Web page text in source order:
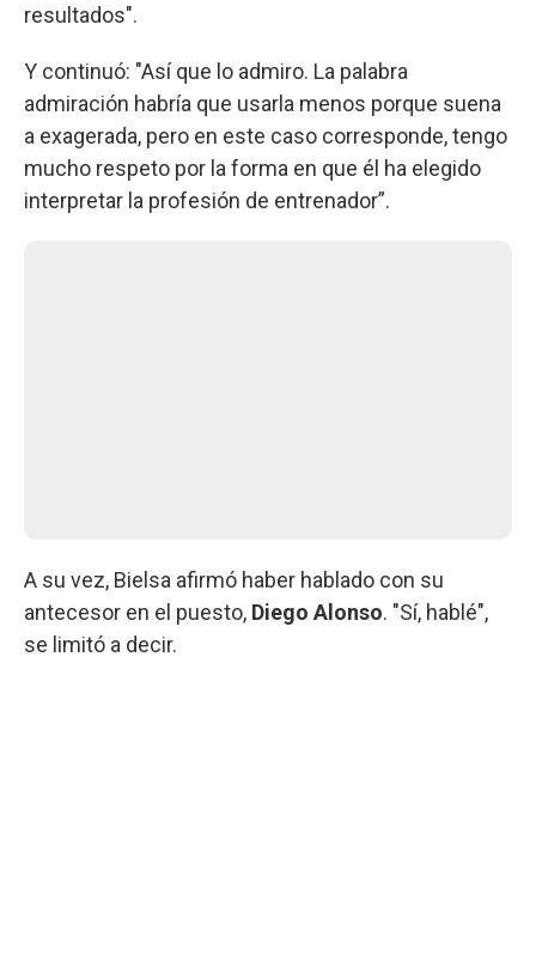
resultados".
Y continuó: "Así que lo admiro. La palabra
admiración habría que usarla menos porque suena
a exagerada, pero en este caso corresponde, tengo
mucho respeto por la forma en que él ha elegido
interpretar la profesión de entrenador”.
A su vez, Bielsa afirmó haber hablado con su
antecesor en el puesto, Diego Alonso. "Sí, hablé",
se limitó a decir.